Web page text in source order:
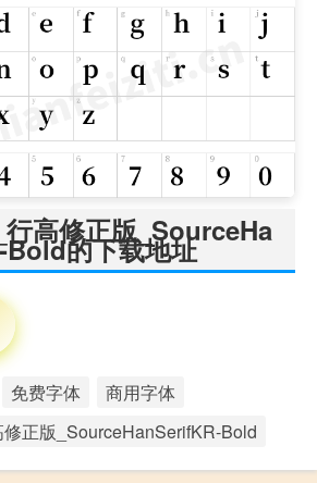
高修正版_SourceHa
的下载地址
免费字体
商用字体
正版_SourceHanSerifKR-Bold